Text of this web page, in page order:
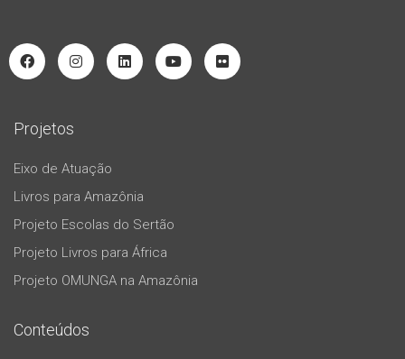
Projetos
Eixo de Atuação
Livros para Amazônia
Projeto Escolas do Sertão
Projeto Livros para África
Projeto OMUNGA na Amazônia
Conteúdos